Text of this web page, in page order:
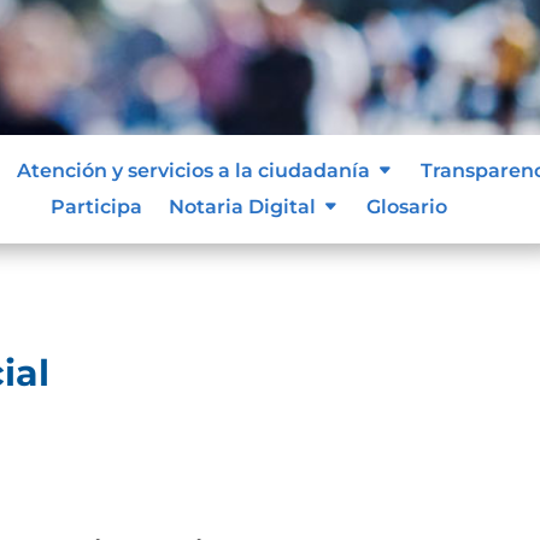
Atención y servicios a la ciudadanía
Participa
Notaria Digital Glosario